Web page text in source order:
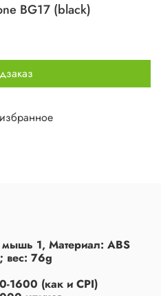
BG17 (black)
1, Материал: ABS
вес: 76g
1600 (как и CPI)